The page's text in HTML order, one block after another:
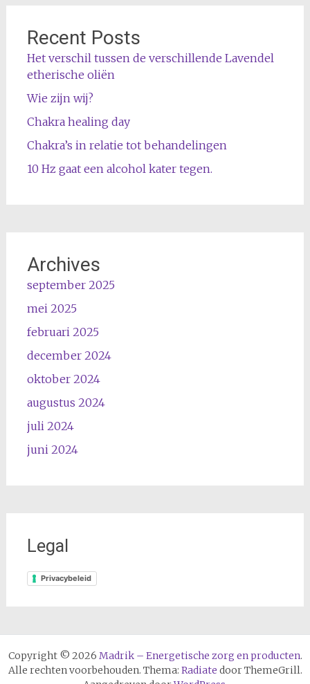
Recent Posts
Het verschil tussen de verschillende Lavendel
etherische oliën
Wie zijn wij?
Chakra healing day
Chakra’s in relatie tot behandelingen
10 Hz gaat een alcohol kater tegen.
Archives
september 2025
mei 2025
februari 2025
december 2024
oktober 2024
augustus 2024
juli 2024
juni 2024
Legal
Privacybeleid
Copyright © 2026 Madrik – Energetische zorg en producten.
Alle rechten voorbehouden. Thema: Radiate door ThemeGrill.